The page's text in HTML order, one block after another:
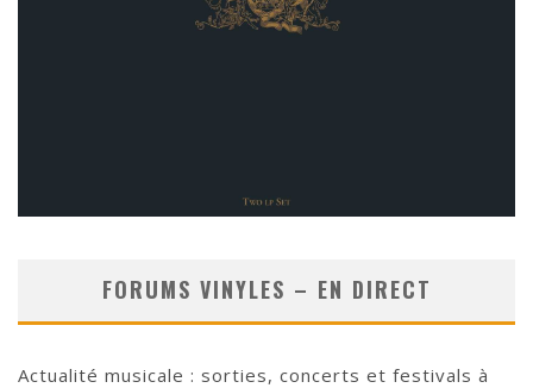
FORUMS VINYLES – EN DIRECT
Actualité musicale : sorties, concerts et festivals à